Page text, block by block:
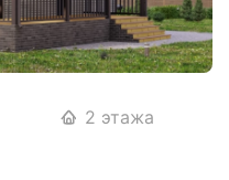
2 этажа